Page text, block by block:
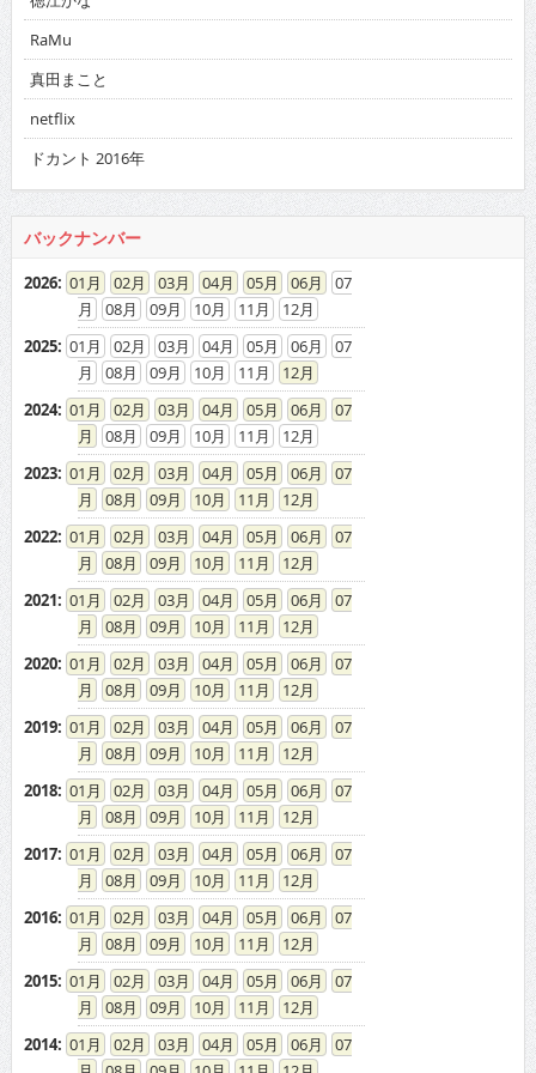
RaMu
真田まこと
netflix
ドカント 2016年
バックナンバー
2026: 01 02 03 04 05 06
07
08
09 10 11
12
2025: 01 02 03 04 05 06
07
08
09 10 11
12
2024: 01 02 03 04 05 06
07
08
09 10 11
12
2023: 01 02 03 04 05 06
07
08
09 10 11
12
2022: 01 02 03 04 05 06
07
08
09 10 11
12
2021: 01 02 03 04 05 06
07
08
09 10 11
12
2020: 01 02 03 04 05 06
07
08
09 10 11
12
2019: 01 02 03 04 05 06
07
08
09 10 11
12
2018: 01 02 03 04 05 06
07
08
09 10 11
12
2017: 01 02 03 04 05 06
07
08
09 10 11
12
2016: 01 02 03 04 05 06
07
08
09 10 11
12
2015: 01 02 03 04 05 06
07
08
09 10 11
12
2014: 01 02 03 04 05 06
07